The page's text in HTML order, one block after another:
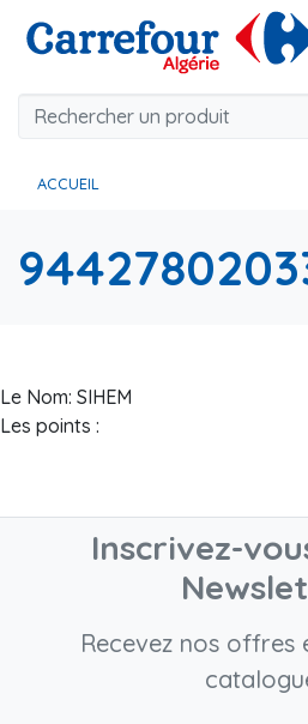
ACCUEIL
Le Nom: SIHEM
Les points :
Inscrivez-
Recevez nos offres